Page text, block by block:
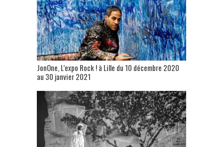
JonOne, L’expo Rock ! à Lille du 10 décembre 2020
au 30 janvier 2021